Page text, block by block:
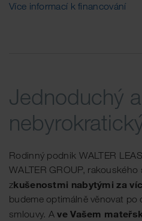
Více informací k financování
Jednoduchý a
Rodinný podnik WALTER
WALTER GROUP,
zkušenostmi nabytými za
budeme optimálně věnovat
smlouvy. Ave Vašem